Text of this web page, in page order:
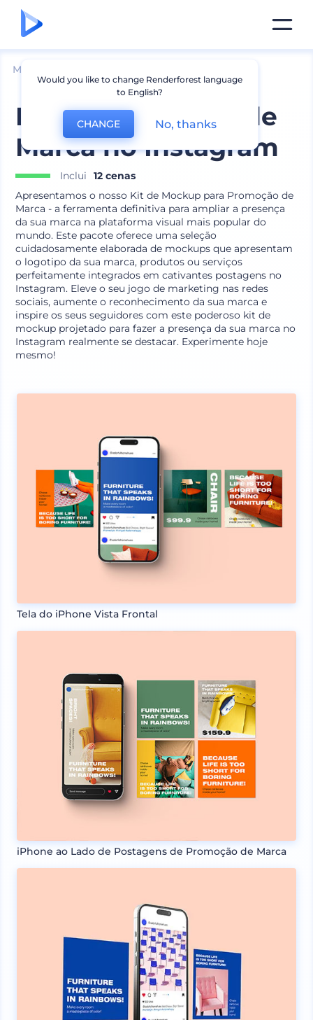
Mockups
Kit de Promoção de
Marca no Instagram
Inclui
12 cenas
Apresentamos o nosso Kit de Mockup para Promoção de
Marca - a ferramenta definitiva para ampliar a presença
da sua marca na plataforma visual mais popular do
mundo. Este pacote oferece uma seleção
cuidadosamente elaborada de mockups que apresentam
o logotipo da sua marca, produtos ou serviços
perfeitamente integrados em cativantes postagens no
Instagram. Eleve o seu jogo de marketing nas redes
sociais, aumente o reconhecimento da sua marca e
inspire os seus seguidores com este poderoso kit de
mockup projetado para fazer a presença da sua marca no
Instagram realmente se destacar. Experimente hoje
mesmo!
Tela do iPhone Vista Frontal
iPhone ao Lado de Postagens de Promoção de Marca
Would you like to change Renderforest language
to English?
CHANGE No, thanks